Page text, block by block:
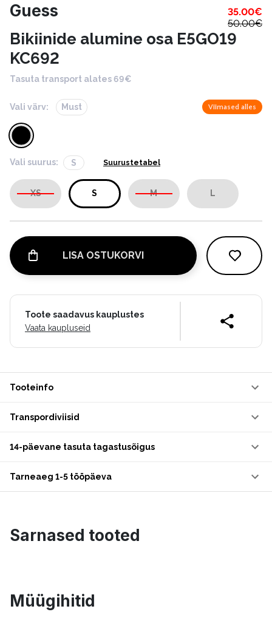
Guess 35.00€
50.00€
Bikiinide alumine osa E5GO19
KC692
Tasuta transport alates 69€
Vali värv: Must Viimased alles
Vali suurus: S Suurustetabel
XS S M L
LISA OSTUKORVI
Toote saadavus kauplustes
Vaata kaupluseid
Tooteinfo
Transpordiviisid
14-päevane tasuta tagastusõigus
Tarneaeg 1-5 tööpäeva
Sarnased tooted
Müügihitid